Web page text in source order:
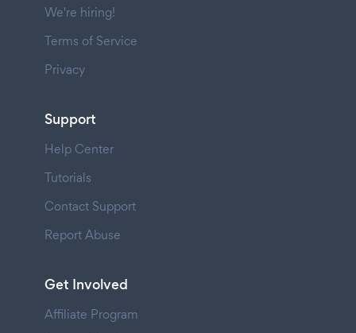
We're hiring!
Terms of Service
Privacy
Support
Help Center
Tutorials
Contact Support
Report Abuse
Get Involved
Affiliate Program